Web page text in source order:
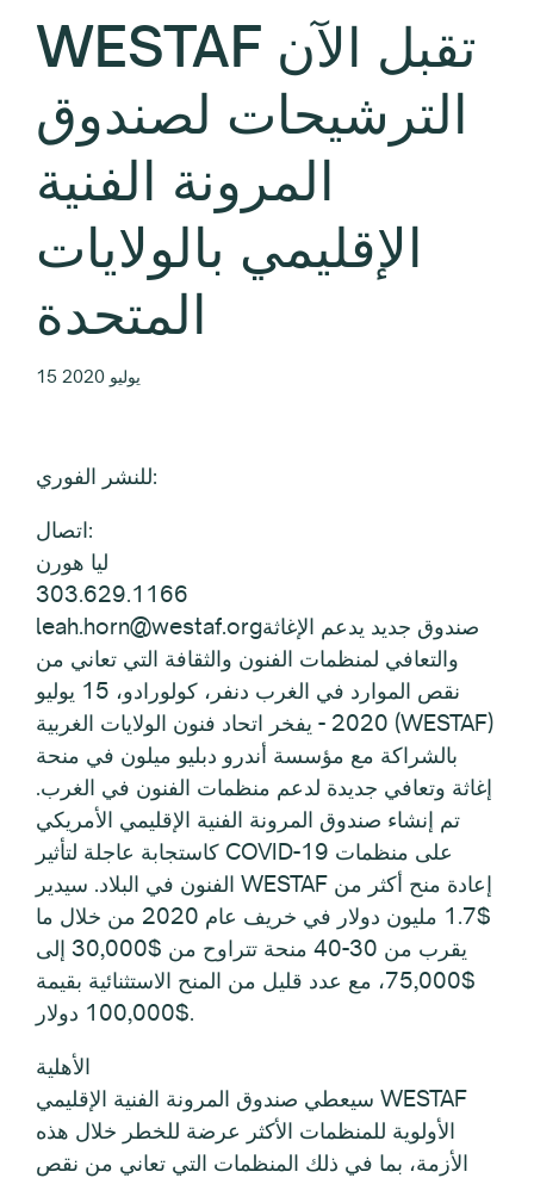
WESTAF تقبل الآن
الترشيحات لصندوق
المرونة الفنية
الإقليمي بالولايات
المتحدة
15 يوليو 2020
للنشر الفوري:
اتصال:
ليا هورن
303.629.1166
leah.horn@westaf.orgصندوق جديد يدعم الإغاثة
والتعافي لمنظمات الفنون والثقافة التي تعاني من
نقص الموارد في الغرب دنفر، كولورادو، 15 يوليو
2020 - يفخر اتحاد فنون الولايات الغربية (WESTAF)
بالشراكة مع مؤسسة أندرو دبليو ميلون في منحة
إغاثة وتعافي جديدة لدعم منظمات الفنون في الغرب.
تم إنشاء صندوق المرونة الفنية الإقليمي الأمريكي
كاستجابة عاجلة لتأثير COVID-19 على منظمات
الفنون في البلاد. سيدير WESTAF إعادة منح أكثر من
$1.7 مليون دولار في خريف عام 2020 من خلال ما
يقرب من 30-40 منحة تتراوح من $30,000 إلى
$75,000، مع عدد قليل من المنح الاستثنائية بقيمة
$100,000 دولار.
الأهلية
سيعطي صندوق المرونة الفنية الإقليمي WESTAF
الأولوية للمنظمات الأكثر عرضة للخطر خلال هذه
الأزمة، بما في ذلك المنظمات التي تعاني من نقص